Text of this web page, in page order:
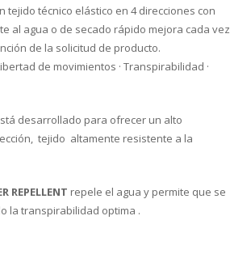
tejido técnico elástico en 4 direcciones con
al agua o de secado rápido mejora cada vez
de la solicitud de producto.
de movimientos · Transpirabilidad ·
desarrollado para ofrecer un alto
tejido altamente resistente a la
REPELLENT repele el agua y permite que se
la transpirabilidad optima .